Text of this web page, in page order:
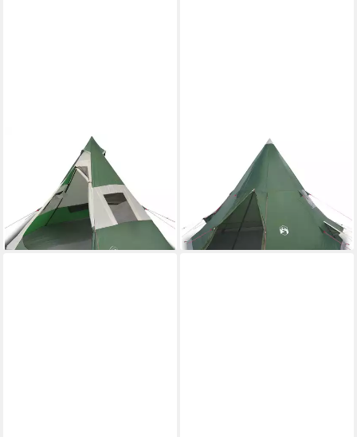
Tipi-Zelt Tipi-Campingzelt 7
Personen Grün Wasserdicht,
Personen: 7 (1 tlg)
ab 120,99 €
lieferbar - in 4-5 Werktagen bei dir
Tipi-Zelt Tipi-Campingzelt 4
Personen Grün Wasserdicht,
Personen: 4 (1 tlg)
ab 149,99 €
lieferbar - in 4-5 Werktagen bei dir